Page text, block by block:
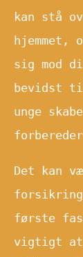
kan stå
hjemmet,
sig mod
bevidst
unge
Det kan
første
vigtigt